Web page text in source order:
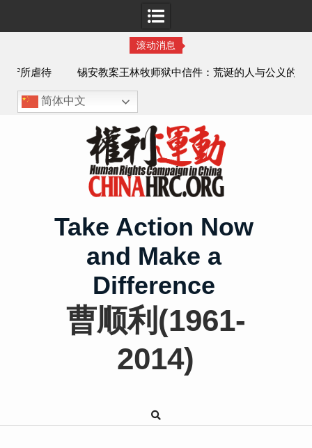
滚动消息
锡安教案王林牧师狱中信件：荒诞的人与公义的神
简体中文
Take Action Now
and Make a
Difference
曹顺利(1961-
2014)